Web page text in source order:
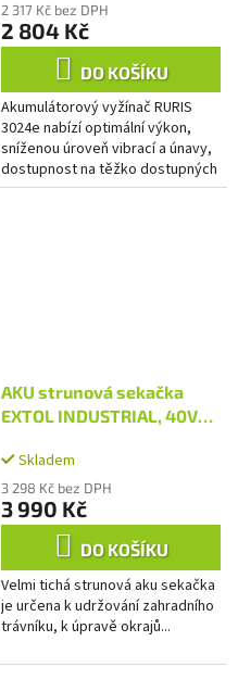
2 317 Kč bez DPH
2 804 Kč
DO KOŠÍKU
Akumulátorový vyžínač RURIS
3024e nabízí optimální výkon,
sníženou úroveň vibrací a únavy,
dostupnost na těžko dostupných
místech, spolehlivost, odolnost a
AKU strunová sekačka
EXTOL INDUSTRIAL, 40V
Skladem
3 298 Kč bez DPH
3 990 Kč
DO KOŠÍKU
Velmi tichá strunová aku sekačka
je určena k udržování zahradního
trávníku, k úpravě okrajů...